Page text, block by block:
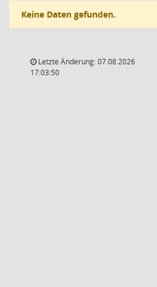
Keine Daten gefunden.
Letzte Änderung: 07.08.2026
17:03:50